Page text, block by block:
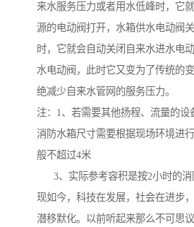
来水服务压力或者用水低峰时，它
源的电动阀打开，水箱供水电动阀
时，它就会自动关闭自来水进水电
水电动阀，此时它又变为了传统的
绝减少自来水管网的服务压力。
注：1、若需要其他扬程、流量的
消防水箱尺寸需要根据现场环境进
般不超过4米
3、实际参考容积是按2小时的消
现如今，科技在发展，社会在进步
潜移默化。以前听起来那么不可思